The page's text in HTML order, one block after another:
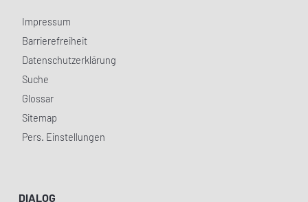
Impressum
Barrierefreiheit
Datenschutzerklärung
Suche
Glossar
Sitemap
Pers. Einstellungen
DIALOG